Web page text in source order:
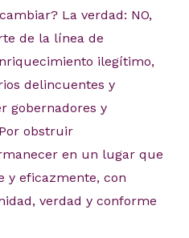
La verdad: NO,
de la línea de
ilegítimo,
delincuentes y
gobernadores y
obstruir
en un lugar que
y eficazmente, con
verdad y conforme